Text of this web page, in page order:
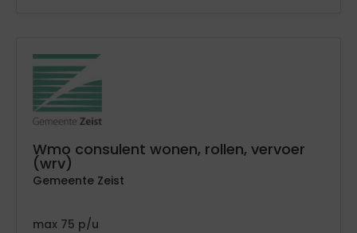
Wmo consulent wonen, rollen, vervoer
(wrv)
Gemeente Zeist
75